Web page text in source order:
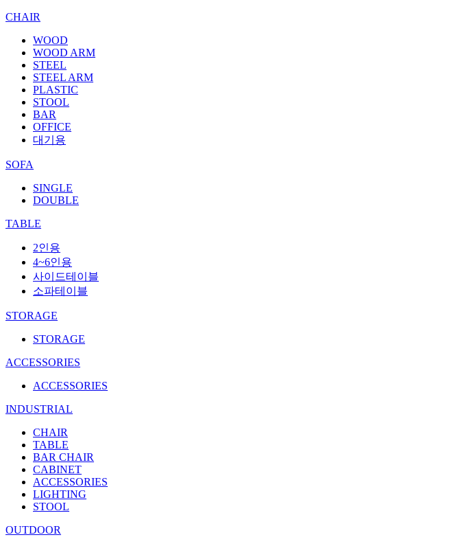
CHAIR
WOOD
WOOD ARM
STEEL
STEEL ARM
PLASTIC
STOOL
BAR
OFFICE
대기용
SOFA
SINGLE
DOUBLE
TABLE
2인용
4~6인용
사이드테이블
소파테이블
STORAGE
STORAGE
ACCESSORIES
ACCESSORIES
INDUSTRIAL
CHAIR
TABLE
BAR CHAIR
CABINET
ACCESSORIES
LIGHTING
STOOL
OUTDOOR